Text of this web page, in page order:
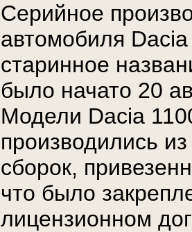
Серийное
автомобиля
старинное
было начато 20
Модели Dacia
производились
сборок,
что было
лицензионном